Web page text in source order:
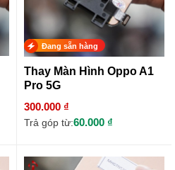
Thay Màn Hình Oppo A1
Pro 5G
300.000 ₫
Trả góp từ:60.000 ₫
Đang sẵn hàng